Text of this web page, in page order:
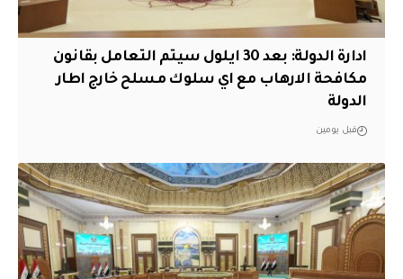
ادارة الدولة: بعد 30 ايلول سيتم التعامل بقانون
مكافحة الارهاب مع اي سلوك مسلح خارج اطار
الدولة
قبل يومين